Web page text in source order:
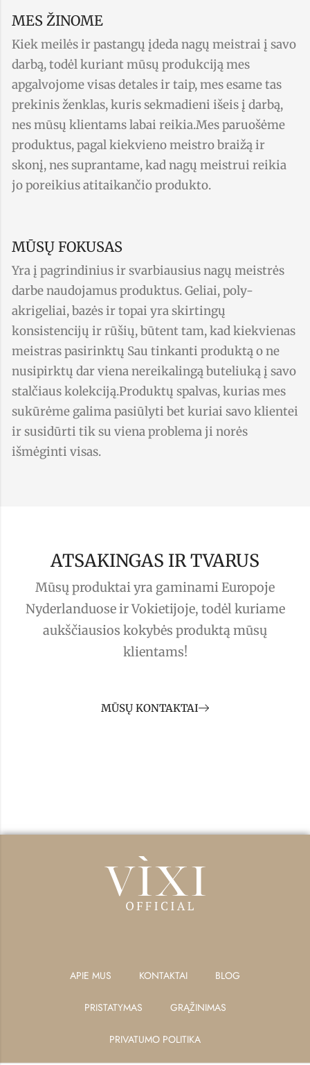
MES ŽINOME
Kiek meilės ir pastangų įdeda nagų meistrai į savo
darbą, todėl kuriant mūsų produkciją mes
apgalvojome visas detales ir taip, mes esame tas
prekinis ženklas, kuris sekmadieni išeis į darbą,
nes mūsų klientams labai reikia.Mes paruošėme
produktus, pagal kiekvieno meistro braižą ir
skonį, nes suprantame, kad nagų meistrui reikia
jo poreikius atitaikančio produkto.
MŪSŲ FOKUSAS
Yra į pagrindinius ir svarbiausius nagų meistrės
darbe naudojamus produktus. Geliai, poly-
akrigeliai, bazės ir topai yra skirtingų
konsistencijų ir rūšių, būtent tam, kad kiekvienas
meistras pasirinktų Sau tinkanti produktą o ne
nusipirktų dar viena nereikalingą buteliuką į savo
stalčiaus kolekciją.Produktų spalvas, kurias mes
sukūrėme galima pasiūlyti bet kuriai savo klientei
ir susidūrti tik su viena problema ji norės
išmėginti visas.
ATSAKINGAS IR TVARUS
Mūsų produktai yra gaminami Europoje
Nyderlanduose ir Vokietijoje, todėl kuriame
aukščiausios kokybės produktą mūsų
klientams!
MŪSŲ KONTAKTAI
APIE MUS KONTAKTAI BLOG
PRISTATYMAS GRĄŽINIMAS
PRIVATUMO POLITIKA